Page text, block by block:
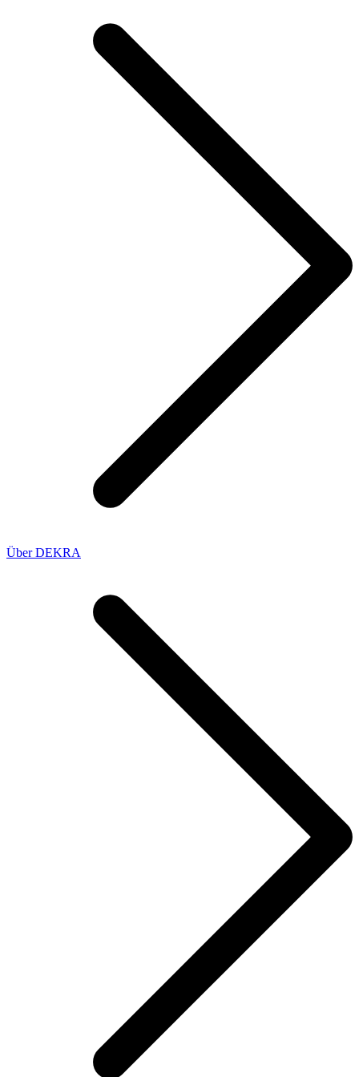
Über DEKRA